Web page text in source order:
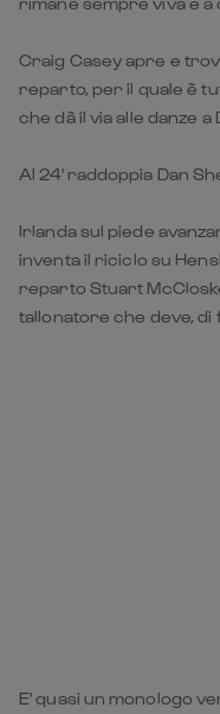
Craig Casey apre e
reparto, per il quale è
che dà il via alle danze a
Al 24' raddoppia Dan
Irlanda sul piede
inventa il riciclo su
reparto Stuart
tallonatore che deve, di
E' quasi un monologo